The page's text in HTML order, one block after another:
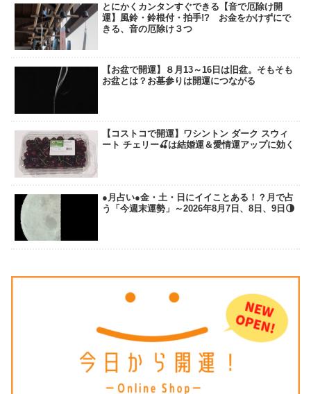
とにかくカンタンすぐできる【音で厄除け開
運】風鈴・鈴根付・拍手!? お金をかけずにで
きる、音の厄除け３つ
【お盆で開運】８月13～16日は旧盆。そもそも
お盆とは？お墓参りは開運につながる
【コストコで開運】ワシントン ダーク スウィ
ート チェリー🍒は結婚運＆愛情運アップに効く
●月占い●金・土・日にイイことある！？月で占
う「今週末運勢」～2026年8月7日、8日、9日🌗